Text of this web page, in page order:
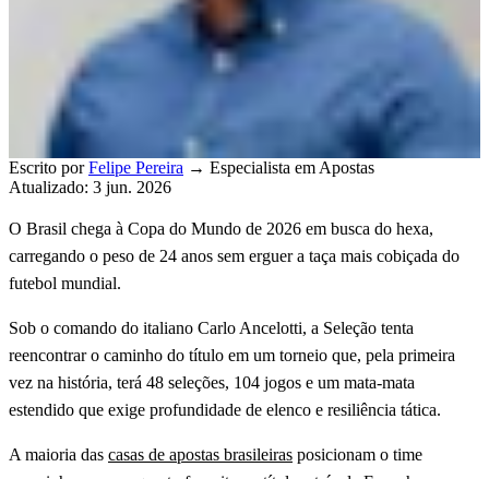
Escrito porFelipe Pereira → Especialista em Apostas
Atualizado: 3 jun. 2026
O Brasil chega à Copa do Mundo de 2026 em busca do hexa,
carregando o peso de 24 anos sem erguer a taça mais cobiçada do
futebol mundial.
Sob o comando do italiano Carlo Ancelotti, a Seleção tenta
reencontrar o caminho do título em um torneio que, pela primeira
vez na história, terá 48 seleções, 104 jogos e um mata-mata
estendido que exige profundidade de elenco e resiliência tática.
A maioria das casas de apostas brasileiras posicionam o time